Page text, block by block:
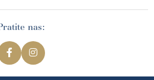
nas: